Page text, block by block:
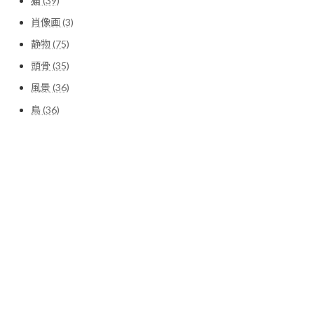
肖像画 (3)
静物 (75)
頭骨 (35)
風景 (36)
鳥 (36)